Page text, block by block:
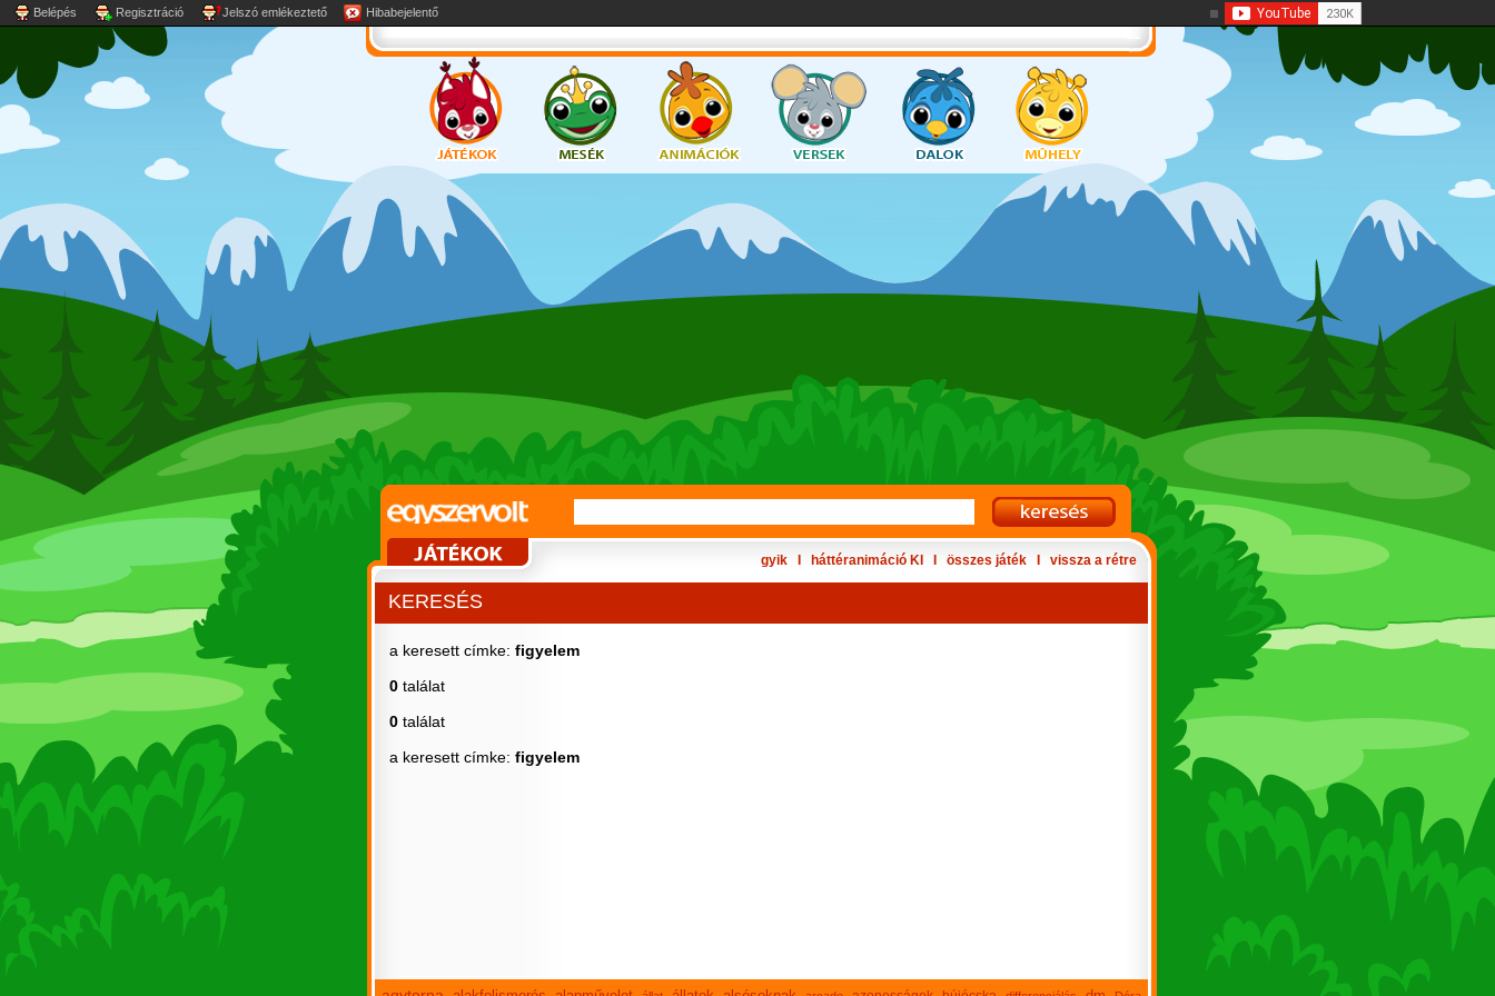
Belépés Regisztráció Jelszó emlékeztető Hibabejelentő
gyik háttéranimáció KI összes játék vissza a rétre
KERESÉS
a keresett címke: figyelem
0 találat
0 találat
a keresett címke: figyelem